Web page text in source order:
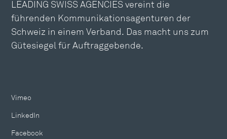
LEADING SWISS AGENCIES vereint die
führenden Kommunikationsagenturen der
Schweiz in einem Verband. Das macht uns zum
Gütesiegel für Auftraggebende.
Vimeo
LinkedIn
Facebook